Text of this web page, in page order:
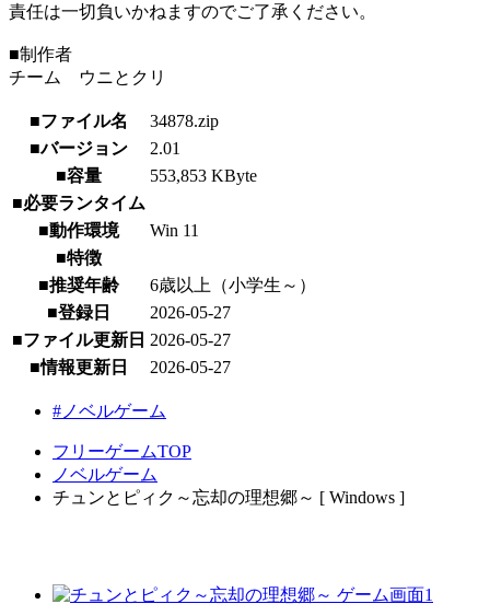
責任は一切負いかねますのでご了承ください。
■制作者
チーム ウニとクリ
■ファイル名
34878.zip
■バージョン
2.01
■容量
553,853 KByte
■必要ランタイム
■動作環境
Win 11
■特徴
■推奨年齢
6歳以上（小学生～）
■登録日
2026-05-27
■ファイル更新日 2026-05-27
■情報更新日
2026-05-27
#ノベルゲーム
フリーゲームTOP
ノベルゲーム
チュンとピィク～忘却の理想郷～ [ Windows ]